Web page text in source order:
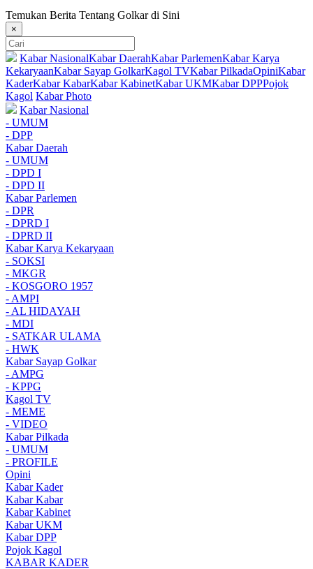
Temukan Berita Tentang Golkar di Sini
×
Kabar NasionalKabar DaerahKabar ParlemenKabar Karya
KekaryaanKabar Sayap GolkarKagol TVKabar PilkadaOpiniKabar
KaderKabar KabarKabar KabinetKabar UKMKabar DPPPojok
Kagol Kabar Photo
Kabar Nasional
- UMUM
- DPP
Kabar Daerah
- UMUM
- DPD I
- DPD II
Kabar Parlemen
- DPR
- DPRD I
- DPRD II
Kabar Karya Kekaryaan
- SOKSI
- MKGR
- KOSGORO 1957
- AMPI
- AL HIDAYAH
- MDI
- SATKAR ULAMA
- HWK
Kabar Sayap Golkar
- AMPG
- KPPG
Kagol TV
- MEME
- VIDEO
Kabar Pilkada
- UMUM
- PROFILE
Opini
Kabar Kader
Kabar Kabar
Kabar Kabinet
Kabar UKM
Kabar DPP
Pojok Kagol
KABAR KADER